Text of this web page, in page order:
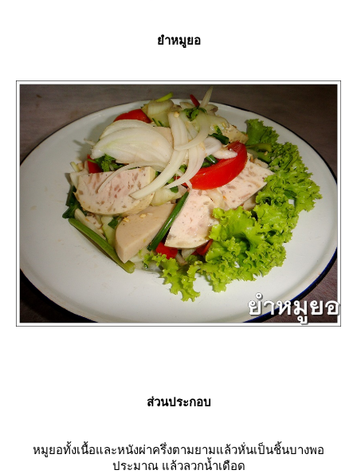
ำหมูยอ
ส่วนประกอบ
หมูยอทั้งเนื้อและหนังผ่าครึ่งตามยามแล้วหั่นเป็นชิ้นบางพอ
ประมาณ แล้วลวกน้ำเดือด